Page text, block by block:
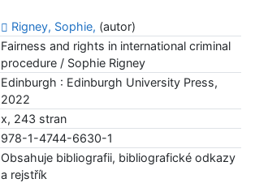
Rigney, Sophie, (autor)
Fairness and rights in international criminal
procedure / Sophie Rigney
Edinburgh : Edinburgh University Press,
2022
x, 243 stran
978-1-4744-6630-1
Obsahuje bibliografii, bibliografické odkazy
a rejstřík